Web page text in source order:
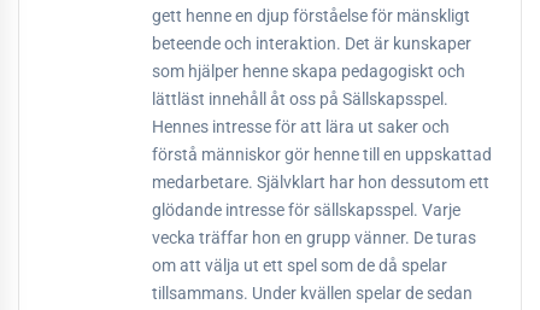
gett henne en djup förståelse för mänskligt
beteende och interaktion. Det är kunskaper
som hjälper henne skapa pedagogiskt och
lättläst innehåll åt oss på Sällskapsspel.
Hennes intresse för att lära ut saker och
förstå människor gör henne till en uppskattad
medarbetare. Självklart har hon dessutom ett
glödande intresse för sällskapsspel. Varje
vecka träffar hon en grupp vänner. De turas
om att välja ut ett spel som de då spelar
tillsammans. Under kvällen spelar de sedan